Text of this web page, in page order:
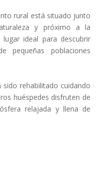
rural está situado junto
y próximo a la
ideal para descubrir
pequeñas poblaciones
rehabilitado cuidando
huéspedes disfruten de
relajada y llena de